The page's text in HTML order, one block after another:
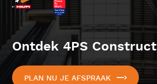
Ontdek 4PS Construct
PLAN NU JE AFSPRAAK